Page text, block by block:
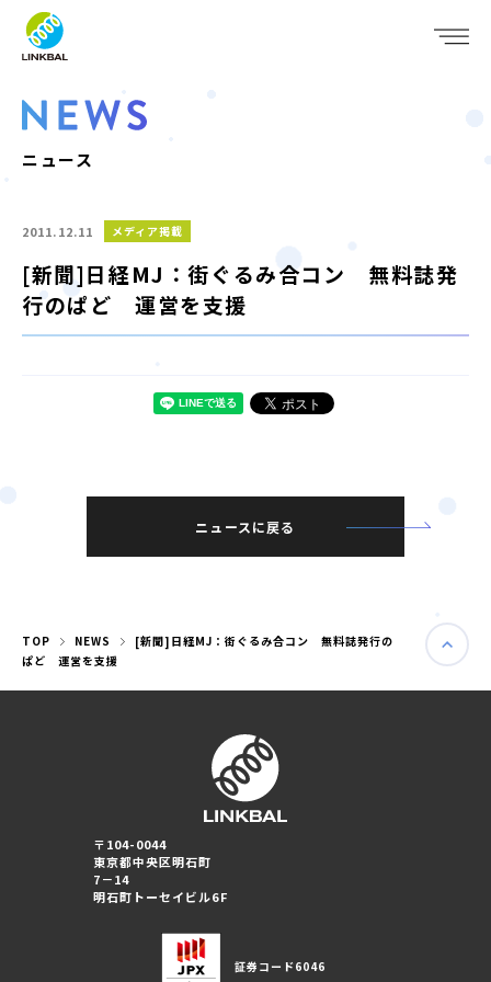
WHO WE ARE
SERVICE
IR
RECRUIT
婚活パーティー（東京）
婚活パーティー（大阪）
PRIVACY POLICY
JP
ニュース
2011.12.11 メディア掲載
[新聞]日経MJ：街ぐるみ合コン 無料誌発
行のぱど 運営を支援
ニュースに戻る
TOP NEWS
[新聞]日経MJ：街ぐるみ合コン 無料誌発行の
ぱど 運営を支援
〒104-0044
東京都中央区明石町
7－14
明石町トーセイビル6F
証券コード6046